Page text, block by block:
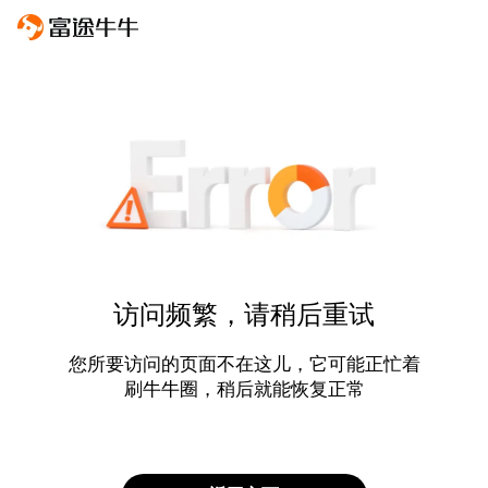
访问频繁，请稍后重试
您所要访问的页面不在这儿，它可能正忙着
刷牛牛圈，稍后就能恢复正常